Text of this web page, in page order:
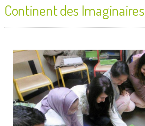
Continent des Imaginaires